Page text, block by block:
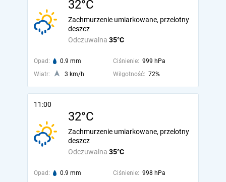
32°C
Odczuwalna 35°C
Zachmurzenie umiarkowane, przelotny
deszcz
Opad: 0.9 mm Ciśnienie: 999 hPa
Wiatr:
3 km/h Wilgotność: 72%
11:00
32°C
Odczuwalna 35°C
Zachmurzenie umiarkowane, przelotny
deszcz
Opad: 0.9 mm Ciśnienie: 998 hPa